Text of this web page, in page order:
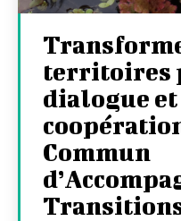
territoires
dialogue
Commun